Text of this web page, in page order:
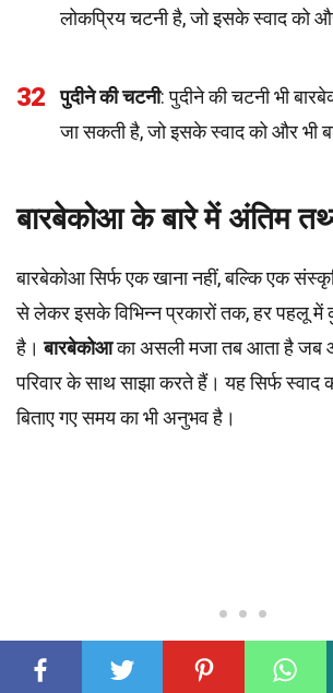
लोकप्रिय चटनी है, जो इसके स्वाद को
32 पुदीने की चटनी: पुदीने की चटनी भी
जा सकती है, जो इसके स्वाद को और भी
बारबेकोआ के बारे में अंतिम
बारबेकोआ सिर्फ एक खाना नहीं, बल्कि एक
से लेकर इसके विभिन्न प्रकारों तक, हर पहलू
है।बारबेकोआका असली मजा तब आता है जब
परिवार के साथ साझा करते हैं। यह सिर्फ स्वाद
बिताए गए समय का भी अनुभव है।